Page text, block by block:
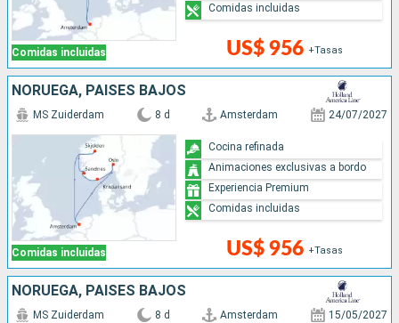
Comidas incluidas US$ 956 +Tasas
Comidas incluidas
NORUEGA, PAISES BAJOS
Comidas incluidas
MS Zuiderdam 8 d Amsterdam 24/07/2027
US$ 956 +Tasas
Cocina refinada
Animaciones exclusivas a bordo
Experiencia Premium
Comidas incluidas
NORUEGA, PAISES BAJOS
MS Zuiderdam 8 d Amsterdam 15/05/2027